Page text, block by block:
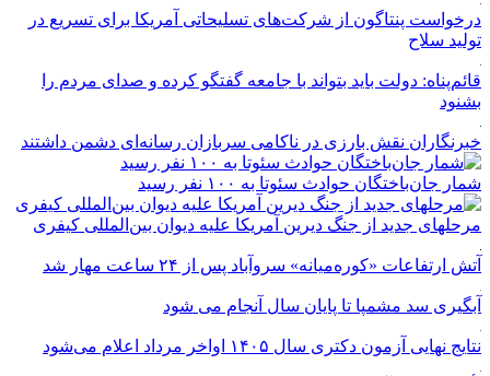
درخواست پنتاگون از شرکت‌های تسلیحاتی آمریکا برای تسریع در
تولید سلاح
قائم‌پناه: دولت باید بتواند با جامعه گفتگو کرده و صدای مردم را
بشنود
خبرنگاران نقش بارزی در ناکامی سربازان رسانه‌ای دشمن داشتند
شمار جان‌باختگان حوادث سئوتا به ۱۰۰ نفر رسید
مرحله‎ای جدید از جنگ دیرین آمریکا علیه دیوان بین‌المللی کیفری
آتش ارتفاعات «کوره‌میانه» سروآباد پس از ۲۴ ساعت مهار شد
آبگیری سد مشمپا تا پایان سال آنجام می شود
نتایج نهایی آزمون دکتری سال ۱۴۰۵ اواخر مرداد اعلام می‌شود